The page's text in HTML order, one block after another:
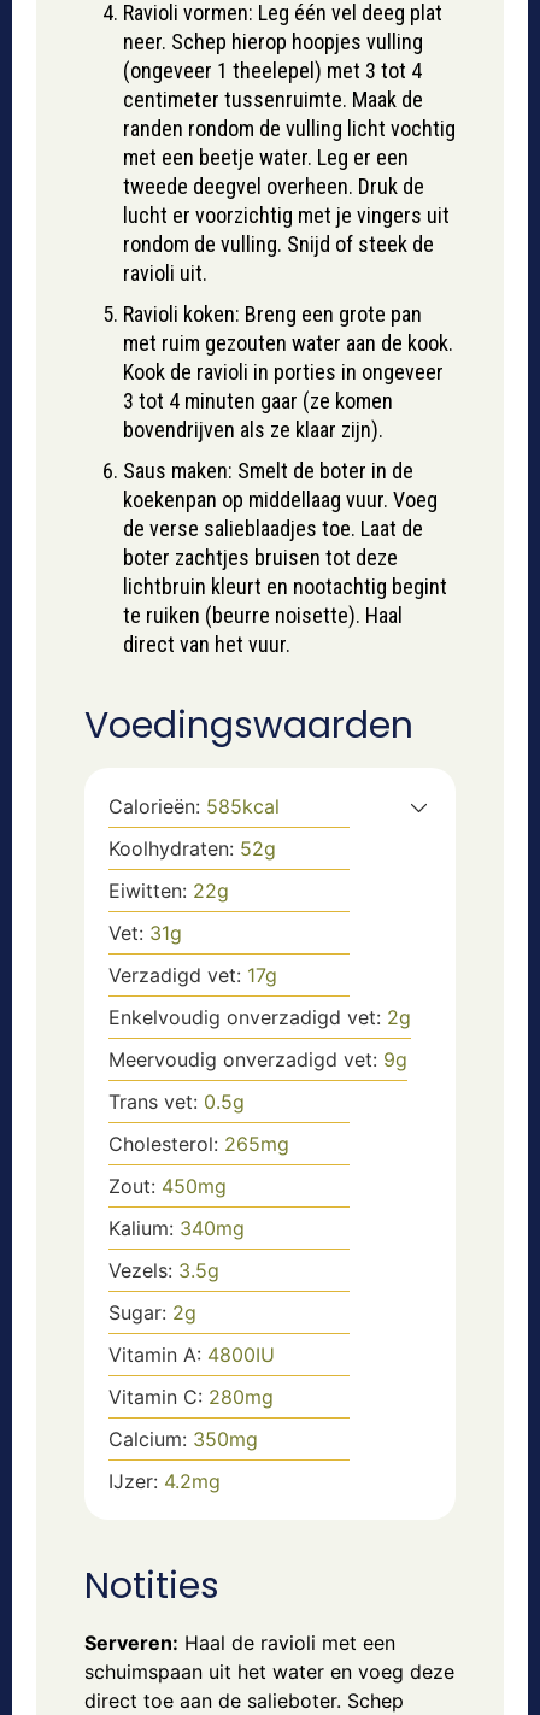
Ravioli vormen: Leg één vel deeg plat
neer. Schep hierop hoopjes vulling
(ongeveer 1 theelepel) met 3 tot 4
centimeter tussenruimte. Maak de
randen rondom de vulling licht vochtig
met een beetje water. Leg er een
tweede deegvel overheen. Druk de
lucht er voorzichtig met je vingers uit
rondom de vulling. Snijd of steek de
ravioli uit.
Ravioli koken: Breng een grote pan
met ruim gezouten water aan de kook.
Kook de ravioli in porties in ongeveer
3 tot 4 minuten gaar (ze komen
bovendrijven als ze klaar zijn).
Saus maken: Smelt de boter in de
koekenpan op middellaag vuur. Voeg
de verse salieblaadjes toe. Laat de
boter zachtjes bruisen tot deze
lichtbruin kleurt en nootachtig begint
te ruiken (beurre noisette). Haal
direct van het vuur.
Voedingswaarden
Calorieën: 585kcal
Koolhydraten: 52g
Eiwitten: 22g
Vet: 31g
Verzadigd vet: 17g
Enkelvoudig onverzadigd vet: 2g
Meervoudig onverzadigd vet: 9g
Trans vet: 0.5g
Cholesterol: 265mg
Zout: 450mg
Kalium: 340mg
Vezels: 3.5g
Sugar: 2g
Vitamin A: 4800IU
Vitamin C: 280mg
Calcium: 350mg
IJzer: 4.2mg
Notities
Serveren: Haal de ravioli met een
schuimspaan uit het water en voeg deze
direct toe aan de salieboter. Schep